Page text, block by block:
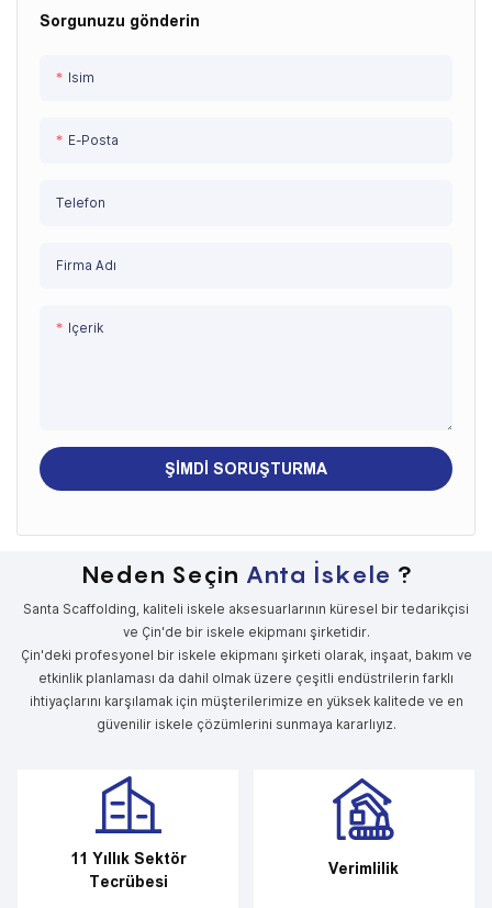
Sorgunuzu gönderin
Isim
E-Posta
Telefon
Firma Adı
Içerik
ŞIMDI SORUŞTURMA
Neden Seçin Anta İskele ?
Santa Scaffolding, kaliteli iskele aksesuarlarının küresel bir tedarikçisi
ve Çin'de bir iskele ekipmanı şirketidir.
Çin'deki profesyonel bir iskele ekipmanı şirketi olarak, inşaat, bakım ve
etkinlik planlaması da dahil olmak üzere çeşitli endüstrilerin farklı
ihtiyaçlarını karşılamak için müşterilerimize en yüksek kalitede ve en
güvenilir iskele çözümlerini sunmaya kararlıyız.
11 Yıllık Sektör
Tecrübesi
Verimlilik